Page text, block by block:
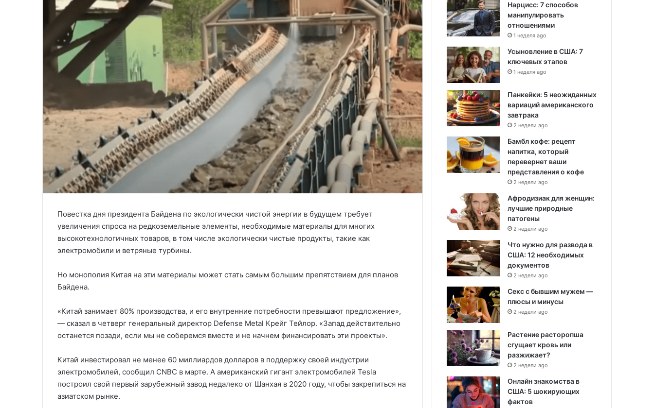
Повестка дня президента Байдена по экологически чистой энергии в будущем требует
увеличения спроса на редкоземельные элементы, необходимые материалы для многих
высокотехнологичных товаров, в том числе экологически чистые продукты, такие как
электромобили и ветряные турбины.
Но монополия Китая на эти материалы может стать самым большим препятствием для планов
Байдена.
«Китай занимает 80% производства, и его внутренние потребности превышают предложение»,
— сказал в четверг генеральный директор Defense Metal Крейг Тейлор. «Запад действительно
останется позади, если мы не соберемся вместе и не начнем финансировать эти проекты».
Китай инвестировал не менее 60 миллиардов долларов в поддержку своей индустрии
электромобилей, сообщил CNBC в марте. А американский гигант электромобилей Tesla
построил свой первый зарубежный завод недалеко от Шанхая в 2020 году, чтобы закрепиться на
азиатском рынке.
Нарцисс: 7 способов
манипулировать
отношениями
1 неделя ago
Усыновление в США: 7
ключевых этапов
1 неделя ago
Панкейки: 5 неожиданных
вариаций американского
завтрака
2 недели ago
Бамбл кофе: рецепт
напитка, который
перевернет ваши
представления о кофе
2 недели ago
Афродизиак для женщин:
лучшие природные
патогены
2 недели ago
Что нужно для развода в
США: 12 необходимых
документов
2 недели ago
Секс с бывшим мужем —
плюсы и минусы
2 недели ago
Растение расторопша
сгущает кровь или
разжижает?
2 недели ago
Онлайн знакомства в
США: 5 шокирующих
фактов